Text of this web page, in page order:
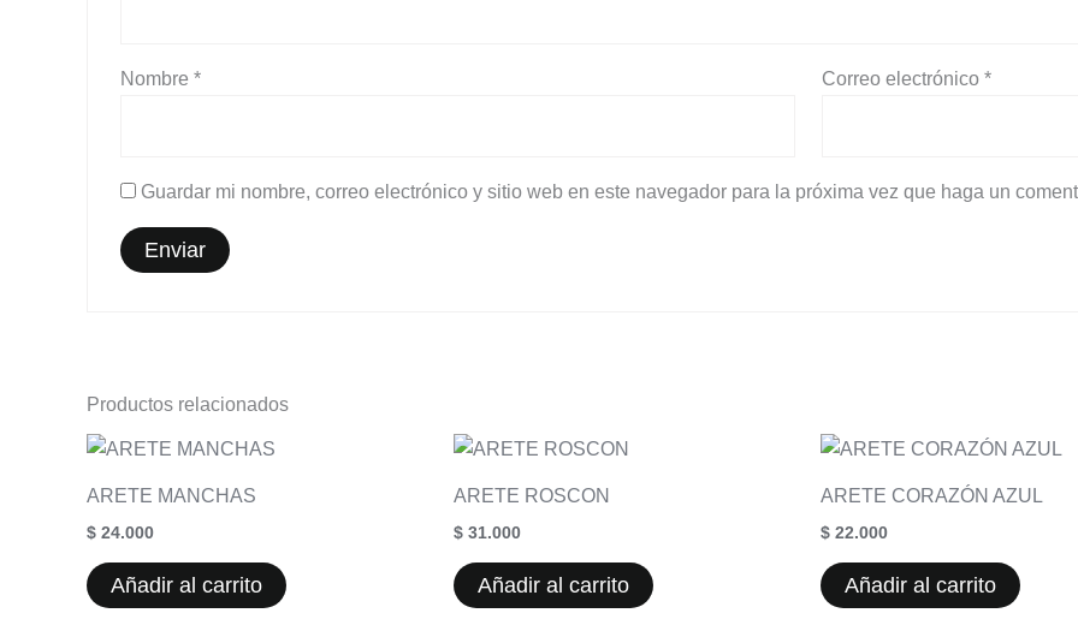
Nombre * Correo electrónico*
Guardar mi nombre, correo electrónico y sitio web en este navegador para la próxima vez que haga un
Productos relacionados
ARETE MANCHAS
$ 24.000
Añadir al carrito
ARETE ROSCON
$ 31.000
Añadir al carrito
ARETE CORAZÓN AZUL
$ 22.000
Añadir al carrito